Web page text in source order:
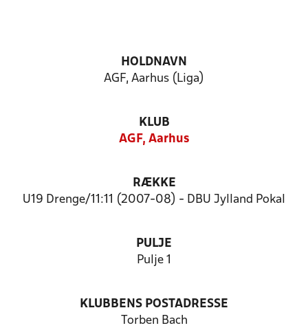
HOLDNAVN
AGF, Aarhus (Liga)
KLUB
AGF, Aarhus
RÆKKE
U19 Drenge/11:11 (2007-08) - DBU Jylland Pokal
PULJE
Pulje 1
KLUBBENS POSTADRESSE
Torben Bach